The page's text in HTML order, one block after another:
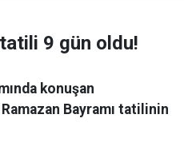
9 gün oldu!
konuşan
Bayramı tatilinin